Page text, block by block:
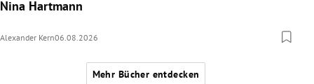
Nina Hartmann
Alexander Kern06.08.2026
Mehr Bücher entdecken